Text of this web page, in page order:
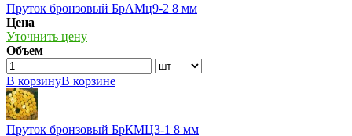
Пруток бронзовый БрАМц9-2 8 мм
Цена
Уточнить цену
Объем
В корзинуВ корзине
Пруток бронзовый БрКМЦ3-1 8 мм